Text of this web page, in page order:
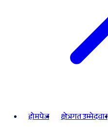
होमपेज क्षेत्रगत उम्मेदवार